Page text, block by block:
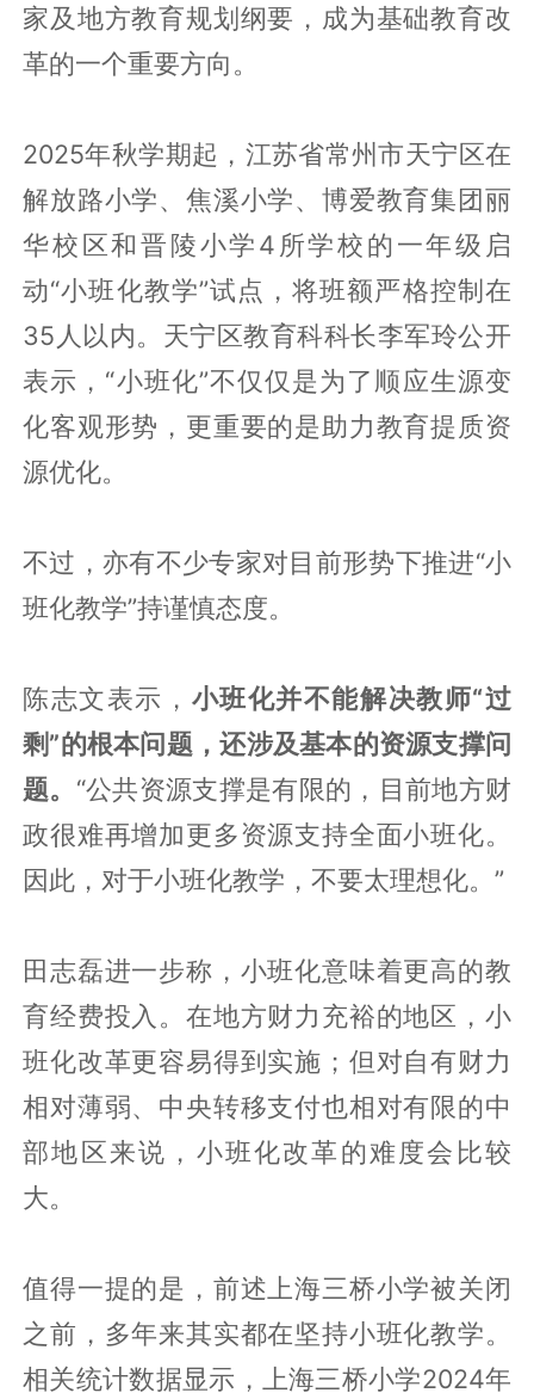
家及地方教育规划纲要，成为基础教育改
革的一个重要方向。
2025年秋学期起，江苏省常州市天宁区在
解放路小学、焦溪小学、博爱教育集团丽
华校区和晋陵小学4所学校的一年级启
动“小班化教学”试点，将班额严格控制在
35人以内。天宁区教育科科长李军玲公开
表示，“小班化”不仅仅是为了顺应生源变
化客观形势，更重要的是助力教育提质资
源优化。
不过，亦有不少专家对目前形势下推进“小
班化教学”持谨慎态度。
陈志文表示， 小班化并不能解决教师“过
剩”的根本问题，还涉及基本的资源支撑问
题。 “公共资源支撑是有限的，目前地方财
政很难再增加更多资源支持全面小班化。
因此，对于小班化教学，不要太理想化。”
田志磊进一步称，小班化意味着更高的教
育经费投入。在地方财力充裕的地区，小
班化改革更容易得到实施；但对自有财力
相对薄弱、中央转移支付也相对有限的中
部地区来说，小班化改革的难度会比较
大。
值得一提的是，前述上海三桥小学被关闭
之前，多年来其实都在坚持小班化教学。
相关统计数据显示，上海三桥小学2024年